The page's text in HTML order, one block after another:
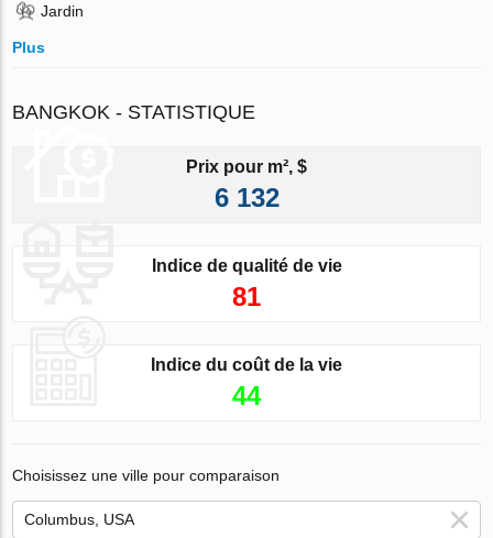
Jardin
Plus
BANGKOK - STATISTIQUE
Prix pour m², $
6 132
Indice de qualité de vie
81
Indice du coût de la vie
44
Choisissez une ville pour comparaison